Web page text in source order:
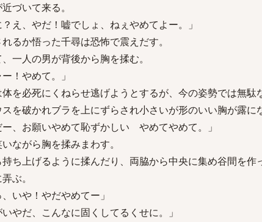
づいて来る。
？え、やだ！嘘でしょ、ねぇやめてよー。」
るか悟った千尋は恐怖で震えだす。
一人の男が背後から胸を揉む。
ー！やめて。」
を必死にくねらせ逃げようとするが、今の姿勢では無駄
を破かれブラを上にずらされ小さいが形のいい胸が露に
ー、お願いやめて恥ずかしい やめてやめて。」
ながら胸を揉みまわす。
ち上げるように揉んだり、両脇から中央に集め谷間を作
ぶ。
、いや！やだやめてー」
いやだ、こんなに固くしてるくせに。」